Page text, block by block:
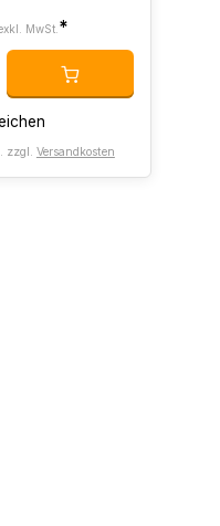
MwSt. *
zzgl. Versandkosten